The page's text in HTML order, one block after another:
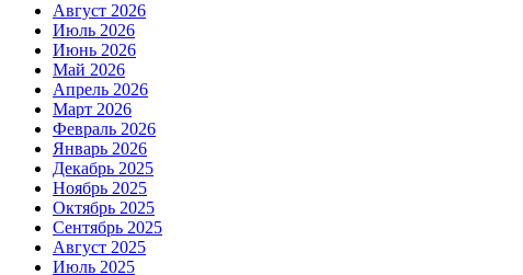
Август 2026
Июль 2026
Июнь 2026
Май 2026
Апрель 2026
Март 2026
Февраль 2026
Январь 2026
Декабрь 2025
Ноябрь 2025
Октябрь 2025
Сентябрь 2025
Август 2025
Июль 2025